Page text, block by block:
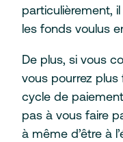
particulièrement,
les fonds voulus
De plus, si vous
vous pourrez
cycle de
pas à vous faire
à même d’être à